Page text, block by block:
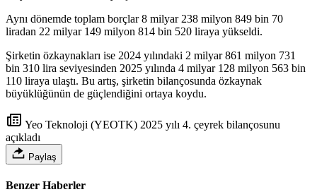
Aynı dönemde toplam borçlar 8 milyar 238 milyon 849 bin 70
liradan 22 milyar 149 milyon 814 bin 520 liraya yükseldi.
Şirketin özkaynakları ise 2024 yılındaki 2 milyar 861 milyon 731
bin 310 lira seviyesinden 2025 yılında 4 milyar 128 milyon 563 bin
110 liraya ulaştı. Bu artış, şirketin bilançosunda özkaynak
büyüklüğünün de güçlendiğini ortaya koydu.
Yeo Teknoloji (YEOTK) 2025 yılı 4. çeyrek bilançosunu
açıkladı
Paylaş
Benzer Haberler